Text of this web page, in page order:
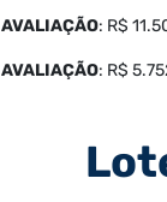
AVALIAÇÃO: R$
AVALIAÇÃO: R$